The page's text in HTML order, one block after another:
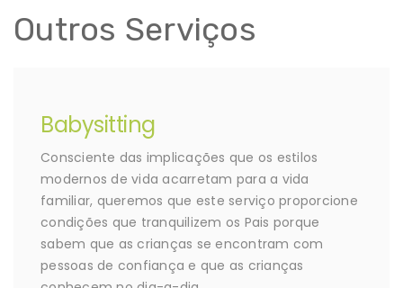
Outros Serviços
Babysitting
Consciente das implicações que os estilos
modernos de vida acarretam para a vida
familiar, queremos que este serviço proporcione
condições que tranquilizem os Pais porque
sabem que as crianças se encontram com
pessoas de confiança e que as crianças